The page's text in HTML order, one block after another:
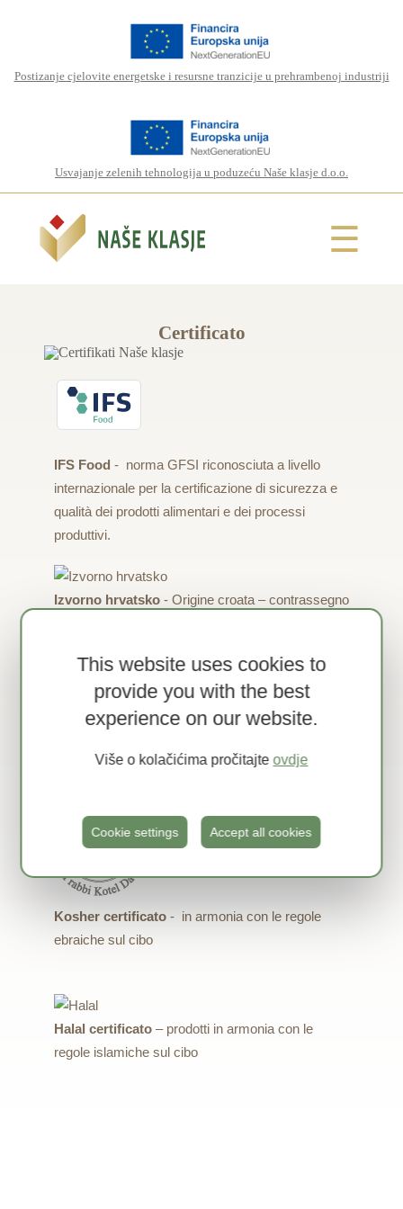
This website uses cookies to
provide you with the best
experience on our website.
Više o kolačićima pročitajteovdje
Cookie settings Accept all cookies
Postizanje cjelovite energetske i resursne tranzicije u prehrambenoj industriji
Usvajanje zelenih tehnologija u poduzeću Naše klasje d.o.o.
☰
Certificato
IFS Food - norma GFSI riconosciuta a livello
internazionale per la certificazione di sicurezza e
qualità dei prodotti alimentari e dei processi
produttivi.
Izvorno hrvatsko- Origine croata – contrassegno
Hrvatska kvaliteta- Qualità croata –
contrassegno visivo della qualità dei prodotti e
servizi croati
Kosher certificato- in armonia con le regole
ebraiche sul cibo
Halal certificato– prodotti in armonia con le
regole islamiche sul cibo